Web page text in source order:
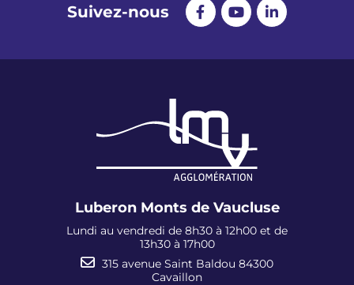
Suivez-nous
Luberon Monts de Vaucluse
Lundi au vendredi de 8h30 à 12h00 et de
13h30 à 17h00
315 avenue Saint Baldou 84300
Cavaillon